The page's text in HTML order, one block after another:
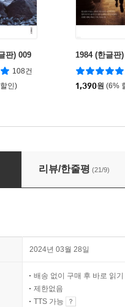
판) 009
108건
인)
1984 (한글판
1,390원 (6%
리뷰/한줄평 (21/9)
2024년 03월 28일
배송 없이 구매 후 바로 읽기
제한없음
TTS 가능